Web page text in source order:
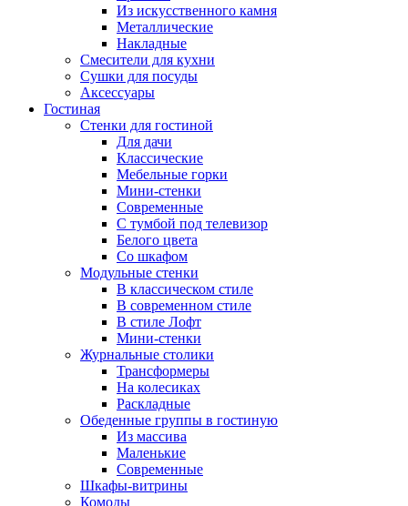
Из искусственного камня
Металлические
Накладные
Смесители для кухни
Сушки для посуды
Аксессуары
Гостиная
Стенки для гостиной
Для дачи
Классические
Мебельные горки
Мини-стенки
Современные
С тумбой под телевизор
Белого цвета
Со шкафом
Модульные стенки
В классическом стиле
В современном стиле
В стиле Лофт
Мини-стенки
Журнальные столики
Трансформеры
На колесиках
Раскладные
Обеденные группы в гостиную
Из массива
Маленькие
Современные
Шкафы-витрины
Комоды